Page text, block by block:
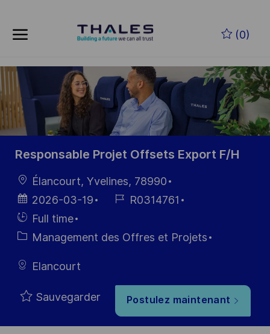
(0)
-
Responsable Projet Offsets Export F/H
localisation
Élancourt, Yvelines, 78990
Date
d’affichage
2026-03-19
Référence
R0314761
Hiring
Type
Full time
Catégorie
Management des Offres et Projets
Elancourt
Sauvegarder Postulez maintenant